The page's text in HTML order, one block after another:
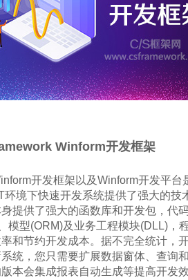
Winform开发框架
开发框架以及Winform开发平台
环境下快速开发系统提供了强大的
提供了强大的函数库和开发包，代
模型(ORM)及业务工程模块(DLL)，
和节约开发成本。据不完全统计，
统，您只需要扩展数据窗体、查询
本会集成报表自动生成等提高开发